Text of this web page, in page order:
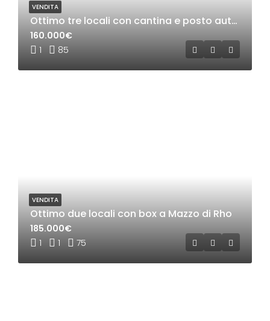
Ottimo tre locali con cantina e posto auto a Mazzo di rho
1 85
160.000€
VENDITA
Ottimo due locali con box a Mazzo di Rho
1 1 75
185.000€
VENDITA